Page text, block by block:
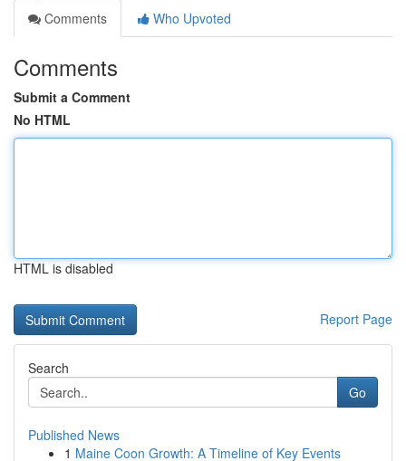
Comments
Who Upvoted
Comments
Submit a Comment
No HTML
HTML is disabled
Report Page
Search
Go
Published News
1 Maine Coon Growth: A Timeline of Key Events